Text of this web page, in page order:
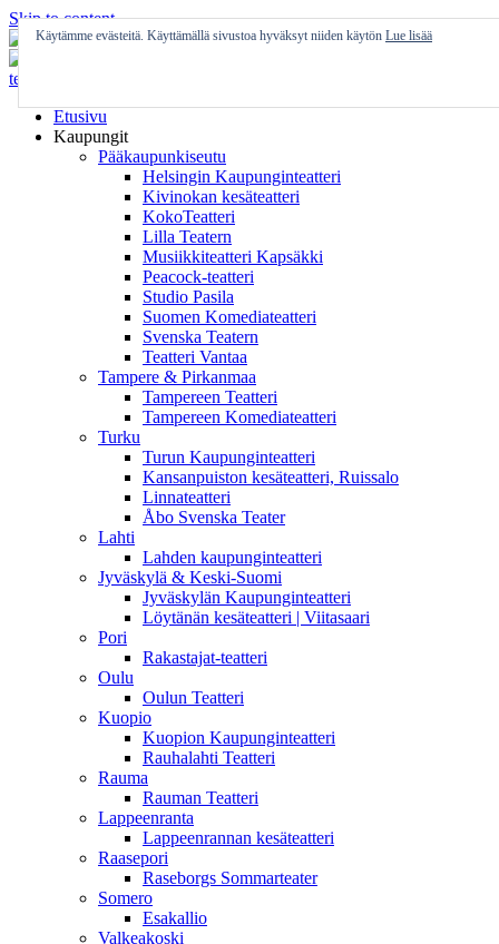
Skip to content
Etusivu
Kaupungit
Pääkaupunkiseutu
Helsingin Kaupunginteatteri
Kivinokan kesäteatteri
KokoTeatteri
Lilla Teatern
Musiikkiteatteri Kapsäkki
Peacock-teatteri
Studio Pasila
Suomen Komediateatteri
Svenska Teatern
Teatteri Vantaa
Tampere & Pirkanmaa
Tampereen Teatteri
Tampereen Komediateatteri
Turku
Turun Kaupunginteatteri
Kansanpuiston kesäteatteri, Ruissalo
Linnateatteri
Åbo Svenska Teater
Lahti
Lahden kaupunginteatteri
Jyväskylä & Keski-Suomi
Jyväskylän Kaupunginteatteri
Löytänän kesäteatteri | Viitasaari
Pori
Rakastajat-teatteri
Oulu
Oulun Teatteri
Kuopio
Kuopion Kaupunginteatteri
Rauhalahti Teatteri
Rauma
Rauman Teatteri
Lappeenranta
Lappeenrannan kesäteatteri
Raasepori
Raseborgs Sommarteater
Somero
Esakallio
Valkeakoski
Käytämme evästeitä. Käyttämällä sivustoa hyväksyt niiden käytön Lue lisää